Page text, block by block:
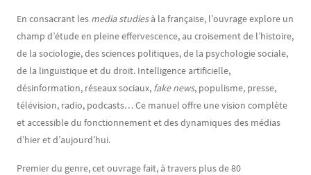
Contenu
Texte
En consacrant les media studiesà la française, l’ouvrage explore un
champ d’étude en pleine effervescence, au croisement de l’histoire,
de la sociologie, des sciences politiques, de la psychologie sociale,
de la linguistique et du droit. Intelligence artificielle,
désinformation, réseaux sociaux, fake news, populisme, presse,
télévision, radio, podcasts… Ce manuel offre une vision complète
et accessible du fonctionnement et des dynamiques des médias
d’hier et d’aujourd’hui.
Premier du genre, cet ouvrage fait, à travers plus de 80